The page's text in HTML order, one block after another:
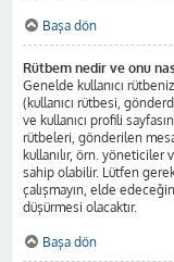
Başa dön
Rütbem nedir ve onu
Genelde kullanıcı
(kullanıcı rütbesi,
ve kullanıcı profili
rütbeleri, gönderilen
kullanılır, örn.
sahip olabilir. Lütfen
çalışmayın, elde
düşürmesi olacaktır.
Başa dön